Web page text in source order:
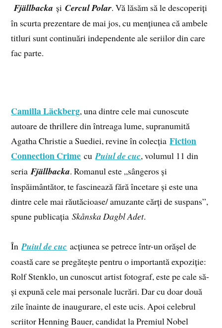
Fjällbacka șiCercul Polar. Vă lăsăm să le descoperiți
în scurta prezentare de mai jos, cu mențiunea că ambele
titluri sunt continuări independente ale seriilor din care
fac parte.
Camilla Läckberg, una dintre cele mai cunoscute
autoare de thrillere din întreaga lume, supranumită
Agatha Christie a Suediei, revine în colecțiaFiction
Connection Crime cuPuiul de cuc, volumul 11 din
seriaFjällbacka. Romanul este „sângeros și
înspăimântător, te fascinează fără încetare și este una
dintre cele mai răutăcioase/ amuzante cărți de suspans”,
spune publicațiaSkånska Dagbl Adet.
ÎnPuiul de cuc acțiunea se petrece într-un orășel de
coastă care se pregătește pentru o importantă expoziție:
Rolf Stenklo, un cunoscut artist fotograf, este pe cale să-
și expună cele mai personale lucrări. Dar cu doar două
zile înainte de inaugurare, el este ucis. Apoi celebrul
scriitor Henning Bauer, candidat la Premiul Nobel